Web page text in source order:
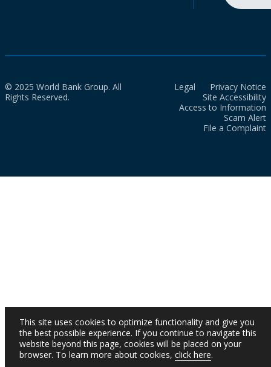
© 2025 World Bank Group. All
Rights Reserved.
Legal
Privacy Notice
Site Accessibility
Access to Information
Scam Alert
File a Complaint
This site uses cookies to optimize functionality and give you
the best possible experience. If you continue to navigate this
website beyond this page, cookies will be placed on your
browser. To learn more about cookies, click here.